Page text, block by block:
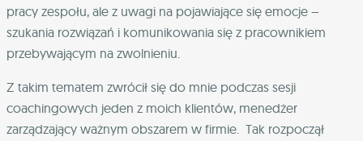
pracy zespołu, ale z uwagi na pojawiające się emocje –
szukania rozwiązań i komunikowania się z pracownikiem
przebywającym na zwolnieniu.
Z takim tematem zwrócił się do mnie podczas sesji
coachingowych jeden z moich klientów, menedżer
zarządzający ważnym obszarem w firmie. Tak rozpoczął